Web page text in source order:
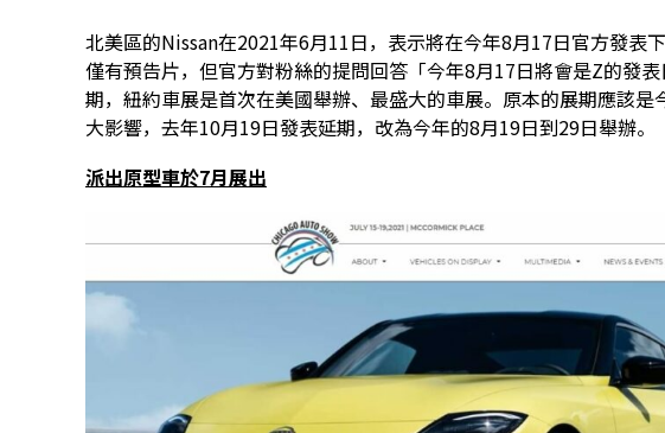
北美區的Nissan在2021年6月11日，表示將在今年8月17日官方發表
僅有預告片，但官方對粉絲的提問回答「今年8月17日將會是Z的發
期，紐約車展是首次在美國舉辦、最盛大的車展。原本的展期應該
大影響，去年10月19日發表延期，改為今年的8月19日到29日舉辦。
派出原型車於7月展出